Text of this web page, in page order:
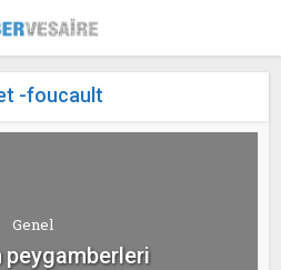
-foucault
Genel
peygamberleri